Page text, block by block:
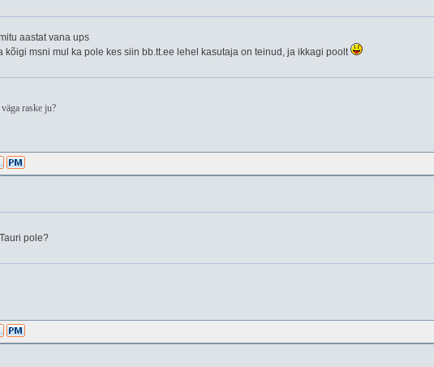
aastat vana ups
kõigi msni mul ka pole kes siin bb.tt.ee lehel kasutaja on teinud, ja ikkagi poolt
raske ju?
pole?